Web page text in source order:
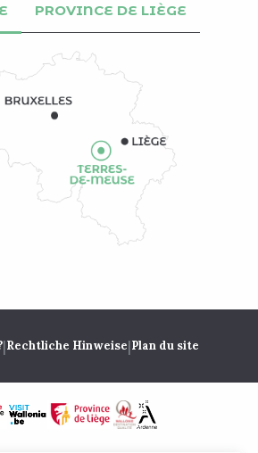
PROVINCE DE LIÈGE
|Rechtliche Hinweise|Plan du site